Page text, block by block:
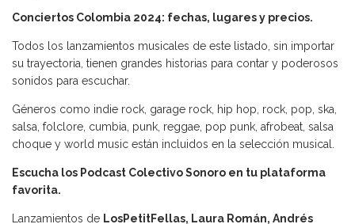
Conciertos Colombia 2024: fechas, lugares y precios.
Todos los lanzamientos musicales de este listado, sin importar
su trayectoria, tienen grandes historias para contar y poderosos
sonidos para escuchar.
Géneros como indie rock, garage rock, hip hop, rock, pop, ska,
salsa, folclore, cumbia, punk, reggae, pop punk, afrobeat, salsa
choque y world music están incluidos en la selección musical.
Escucha los Podcast Colectivo Sonoro en tu plataforma
favorita.
Lanzamientos de LosPetitFellas, Laura Román, Andrés